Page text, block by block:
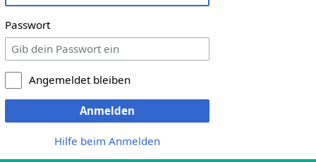
Passwort
Angemeldet bleiben
Anmelden
Hilfe beim Anmelden